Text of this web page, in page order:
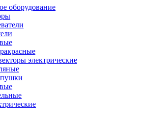
оборудование
электрические